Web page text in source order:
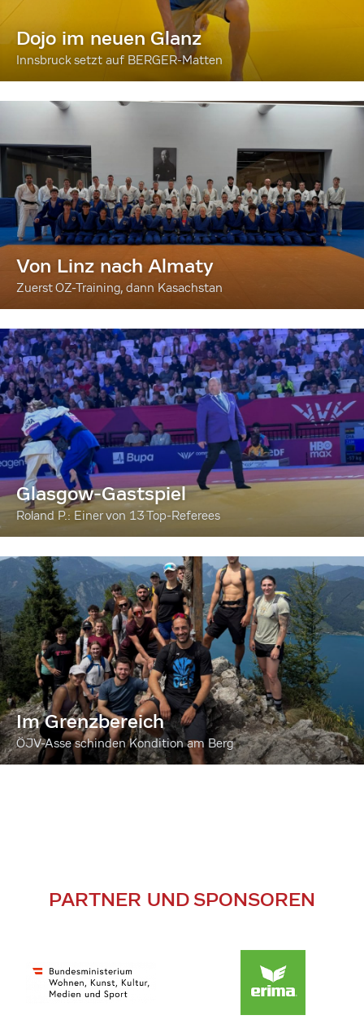
Dojo im neuen Glanz
Innsbruck setzt auf BERGER-Matten
Von Linz nach Almaty
Zuerst OZ-Training, dann Kasachstan
Glasgow-Gastspiel
Roland P.: Einer von 13 Top-Referees
Im Grenzbereich
ÖJV-Asse schinden Kondition am Berg
PARTNER UND SPONSOREN